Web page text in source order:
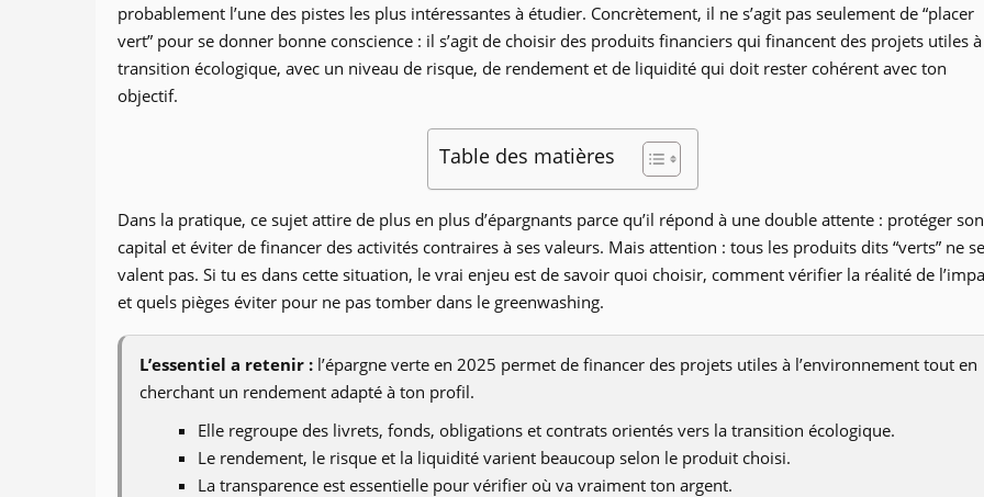
probablement l’une des pistes les plus intéressantes à étudier. Concrètement, il ne s’agit pas seulement de “placer
vert” pour se donner bonne conscience : il s’agit de choisir des produits financiers qui financent des projets utiles
transition écologique, avec un niveau de risque, de rendement et de liquidité qui doit rester cohérent avec ton
objectif.
Table des matières
Dans la pratique, ce sujet attire de plus en plus d’épargnants parce qu’il répond à une double attente : protéger son
capital et éviter de financer des activités contraires à ses valeurs. Mais attention : tous les produits dits “verts” ne se
valent pas. Si tu es dans cette situation, le vrai enjeu est de savoir quoi choisir, comment vérifier la réalité de
et quels pièges éviter pour ne pas tomber dans le greenwashing.
L’essentiel a retenir : l’épargne verte en 2025 permet de financer des projets utiles à l’environnement tout en
cherchant un rendement adapté à ton profil.
Elle regroupe des livrets, fonds, obligations et contrats orientés vers la transition écologique.
Le rendement, le risque et la liquidité varient beaucoup selon le produit choisi.
La transparence est essentielle pour vérifier où va vraiment ton argent.